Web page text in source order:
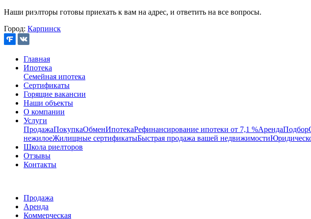
Наши риэлторы готовы приехать к вам на адрес, и ответить на все вопросы.
Город: Карпинск
Главная
Ипотека
Семейная ипотека
Сертификаты
Горящие вакансии
Наши объекты
О компании
Услуги
ПродажаПокупкаОбменИпотекаРефинансирование ипотеки от 7,1 %АрендаПодбор
нежилоеЖилищные сертификатыБыстрая продажа вашей недвижимости
Школа риелторов
Отзывы
Контакты
Продажа
Аренда
Коммерческая